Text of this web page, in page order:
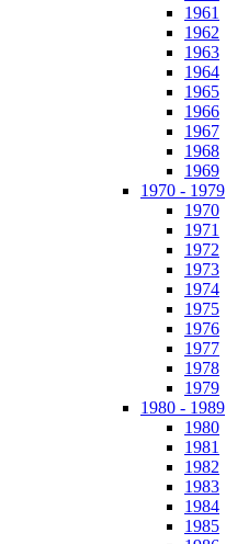
1961
1962
1963
1964
1965
1966
1967
1968
1969
1970 - 1979
1970
1971
1972
1973
1974
1975
1976
1977
1978
1979
1980 - 1989
1980
1981
1982
1983
1984
1985